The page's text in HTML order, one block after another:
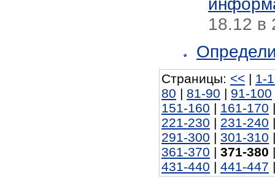
18.12 в
Страницы: << | 1-
80 | 81-90 | 91-100
151-160 | 161-170 |
221-230 | 231-240 |
291-300 | 301-310 |
361-370 | 371-380 |
431-440 | 441-447 |